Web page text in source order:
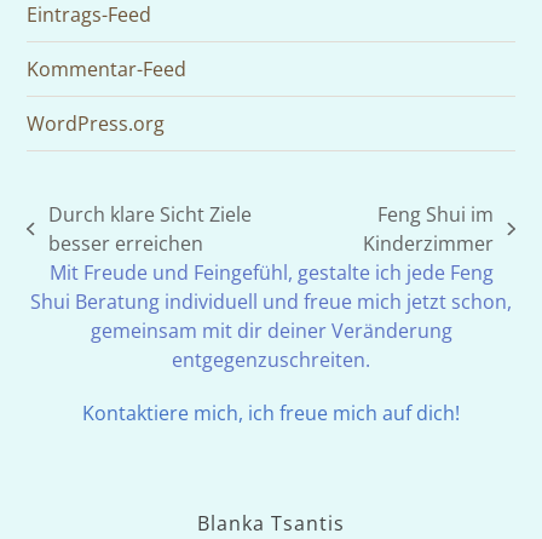
Eintrags-Feed
Kommentar-Feed
WordPress.org
vorheriger
Beitrag:
Durch klare Sicht Ziele
besser erreichen
Nächster
Beitrag:
Feng Shui im
Kinderzimmer
Mit Freude und Feingefühl, gestalte ich jede Feng
Shui Beratung individuell und freue mich jetzt schon,
gemeinsam mit dir deiner Veränderung
entgegenzuschreiten.
Kontaktiere mich, ich freue mich auf dich!
Blanka Tsantis